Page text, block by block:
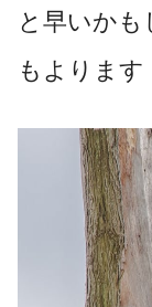
と早いか
もよります